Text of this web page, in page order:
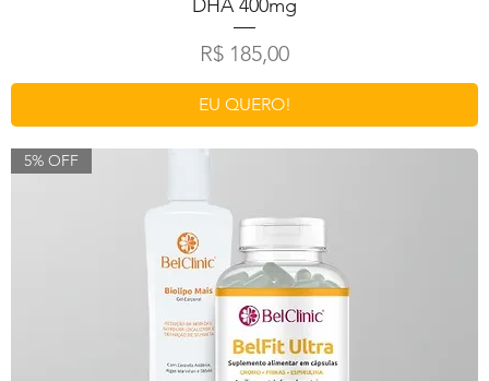
DHA 400mg
Preço
R$ 185,00
EU QUERO!
5% OFF